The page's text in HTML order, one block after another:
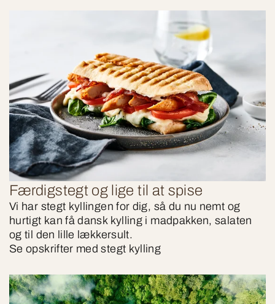
Færdigstegt og lige til at spise
Vi har stegt kyllingen for dig, så du nu nemt og
hurtigt kan få dansk kylling i madpakken, salaten
og til den lille lækkersult.
Se opskrifter med stegt kylling